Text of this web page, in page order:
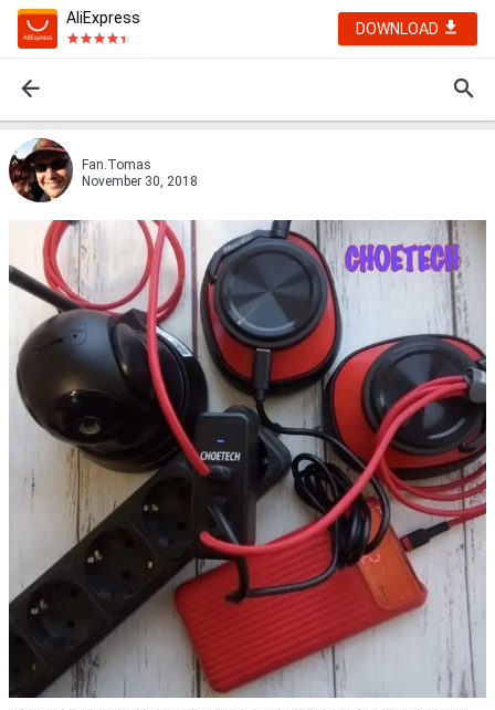
AliExpress
DOWNLOAD
Fan.Tomas
November 30, 2018